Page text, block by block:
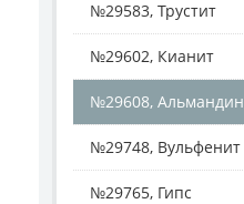
№29583, Трустит
№29602, Кианит
№29608, Альмандин
№29748, Вульфенит
№29765, Гипс